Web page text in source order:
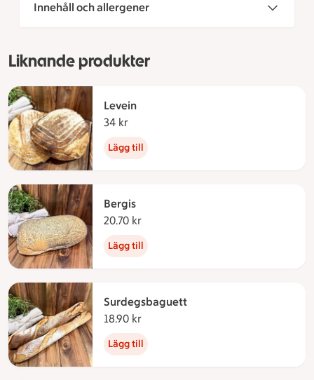
Innehåll och allergener
Liknande produkter
Levein
34 kr
Lägg till
Bergis
20.70 kr
Lägg till
Surdegsbaguett
18.90 kr
Lägg till